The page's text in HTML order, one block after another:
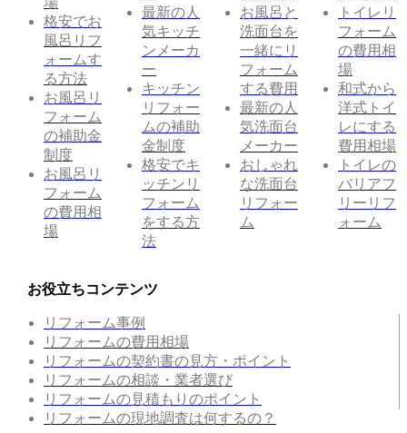
格安でお
風呂リフ
ォームす
る方法
お風呂リ
フォーム
の補助金
制度
お風呂リ
フォーム
の費用相
場
最新の人
気キッチ
ンメーカ
ー
キッチン
リフォー
ムの補助
金制度
格安でキ
ッチンリ
フォーム
をする方
法
お風呂と
洗面台を
一緒にリ
フォーム
する費用
最新の人
気洗面台
メーカー
おしゃれ
な洗面台
リフォー
ム
トイレリ
フォーム
の費用相
場
和式から
洋式トイ
レにする
費用相場
トイレの
バリアフ
リーリフ
ォーム
お役立ちコンテンツ
リフォーム事例
リフォームの費用相場
リフォームの契約書の見方・ポイント
リフォームの相談・業者選び
リフォームの見積もりのポイント
リフォームの現地調査は何するの？